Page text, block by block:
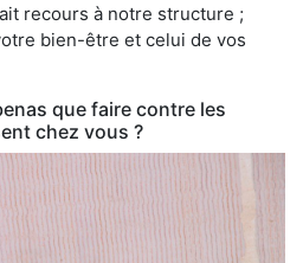
recours à notre structure ;
bien-être et celui de vos
que faire contre les
chez vous ?